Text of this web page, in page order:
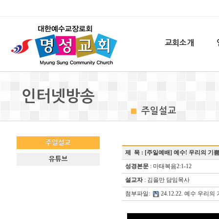
교회소개
인터넷방송
주일설교
유튜브
주일설교
제 목 : [주일예배] 예수! 우리의 기
성경본문 : 마태복음2:1-12
설교자: 김을만 담임목사
첨부파일:
24.12.22. 예수 우리의